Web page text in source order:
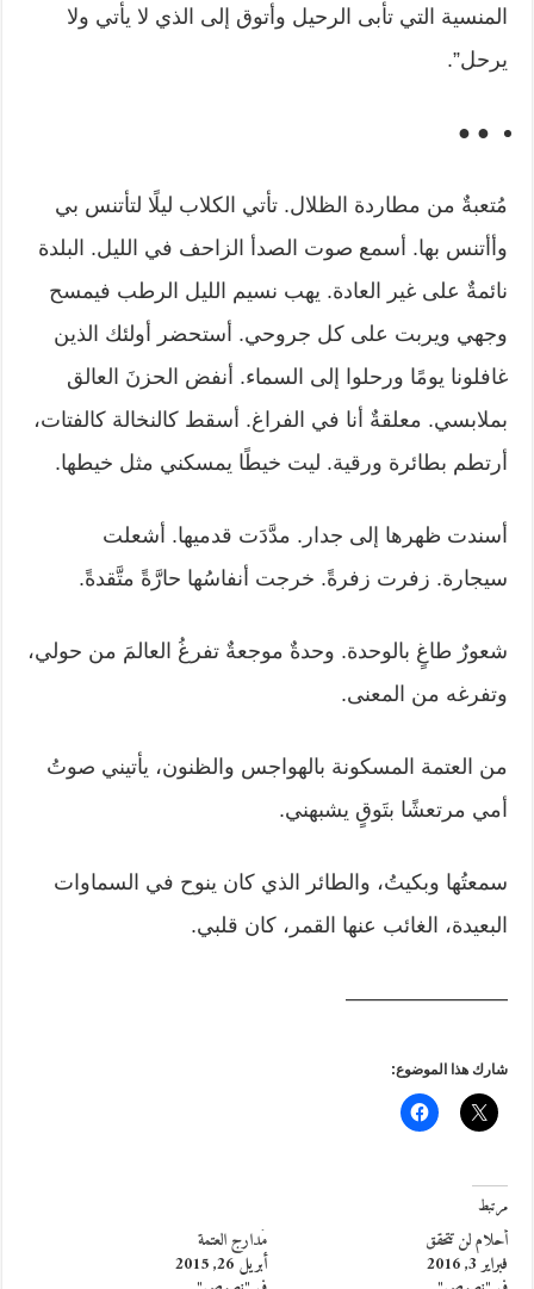
المنسية التي تأبى الرحيل وأتوق إلى الذي لا يأتي ولا
يرحل”.
● ●
مُتعبةٌ من مطاردة الظلال. تأتي الكلاب ليلًا لتأتنس بي
وأأتنس بها. أسمع صوت الصدأ الزاحف في الليل. البلدة
نائمةٌ على غير العادة. يهب نسيم الليل الرطب فيمسح
وجهي ويربت على كل جروحي. أستحضر أولئك الذين
غافلونا يومًا ورحلوا إلى السماء. أنفض الحزنَ العالق
بملابسي. معلقةٌ أنا في الفراغ. أسقط كالنخالة كالفتات،
أرتطم بطائرة ورقية. ليت خيطًا يمسكني مثل خيطها.
أسندت ظهرها إلى جدار. مدَّدَت قدميها. أشعلت
سيجارة. زفرت زفرةً. خرجت أنفاسُها حارَّةً متَّقدةً.
شعورٌ طاغٍ بالوحدة. وحدةٌ موجعةٌ تفرغُ العالمَ من حولي،
وتفرغه من المعنى.
من العتمة المسكونة بالهواجس والظنون، يأتيني صوتُ
أمي مرتعشًا بتَوقٍ يشبهني.
سمعتُها وبكيتُ، والطائر الذي كان ينوح في السماوات
البعيدة، الغائب عنها القمر، كان قلبي.
———————–
شارك هذا الموضوع:
مرتبط
أحلام لن تتحقق
فبراير 3, 2016
مَدارج العتمة
أبريل 26, 2015